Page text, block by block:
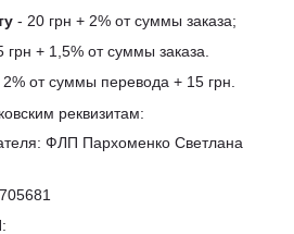
- 20 грн + 2% от суммы заказа;
грн + 1,5% от суммы заказа.
2% от суммы перевода + 15 грн.
реквизитам:
ФЛП Пархоменко Светлана